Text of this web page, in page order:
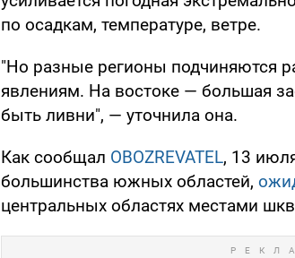
по осадкам, температуре, ветре.
"Но разные регионы подчиняются
явлениям. На востоке — большая
быть ливни", — уточнила она.
Как сообщал OBOZREVATEL, 13
большинства южных областей,
центральных областях местами